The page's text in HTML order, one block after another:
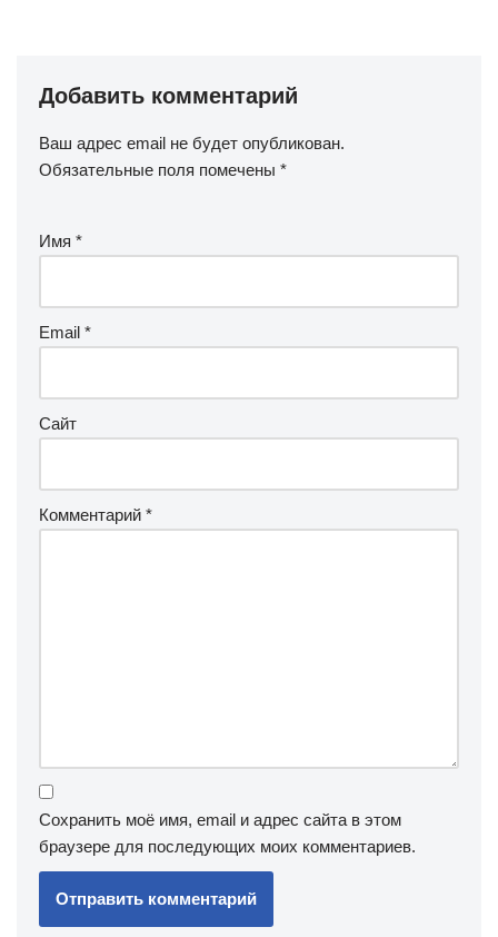
Добавить комментарий
Ваш адрес email не будет опубликован.
Обязательные поля помечены *
Имя *
Email *
Сайт
Комментарий *
Сохранить моё имя, email и адрес сайта в этом
браузере для последующих моих комментариев.